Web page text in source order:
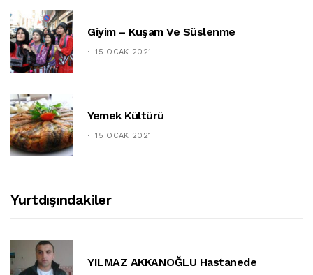
Giyim – Kuşam Ve Süslenme
15 OCAK 2021
Yemek Kültürü
15 OCAK 2021
Yurtdışındakiler
YILMAZ AKKANOĞLU Hastanede